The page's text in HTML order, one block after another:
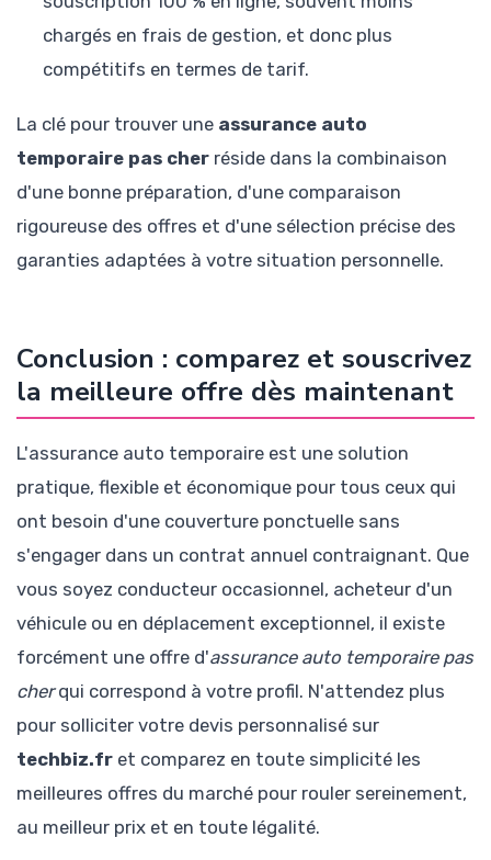
chargés en frais de gestion, et donc plus
compétitifs en termes de tarif.
La clé pour trouver une assurance auto
temporaire pas cher réside dans la combinaison
d'une bonne préparation, d'une comparaison
rigoureuse des offres et d'une sélection précise des
garanties adaptées à votre situation personnelle.
Conclusion : comparez et souscrivez
la meilleure offre dès maintenant
L'assurance auto temporaire est une solution
pratique, flexible et économique pour tous ceux qui
ont besoin d'une couverture ponctuelle sans
s'engager dans un contrat annuel contraignant. Que
vous soyez conducteur occasionnel, acheteur d'un
véhicule ou en déplacement exceptionnel, il existe
forcément une offre d'assurance auto temporaire pas
cherqui correspond à votre profil. N'attendez plus
pour solliciter votre devis personnalisé sur
techbiz.fr et comparez en toute simplicité les
meilleures offres du marché pour rouler sereinement,
au meilleur prix et en toute légalité.